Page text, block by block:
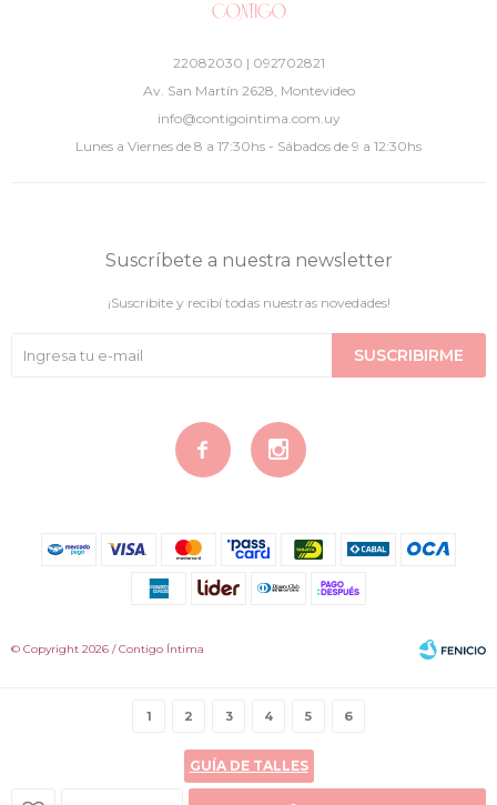
1 2 3 4 5 6
GUÍA DE TALLES
22082030 | 092702821
Av. San Martín 2628, Montevideo
info@contigointima.com.uy
Lunes a Viernes de 8 a 17:30hs - Sábados de 9 a 12:30hs
Suscríbete a nuestra newsletter
¡Suscribite y recibí todas nuestras novedades!
SUSCRIBIRME
 
© Copyright 2026 / Contigo Íntima